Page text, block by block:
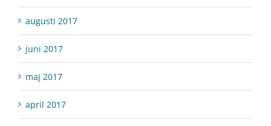
augusti 2017
juni 2017
maj 2017
april 2017